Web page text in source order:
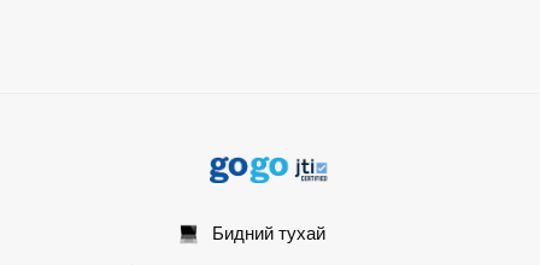
Бидний тухай